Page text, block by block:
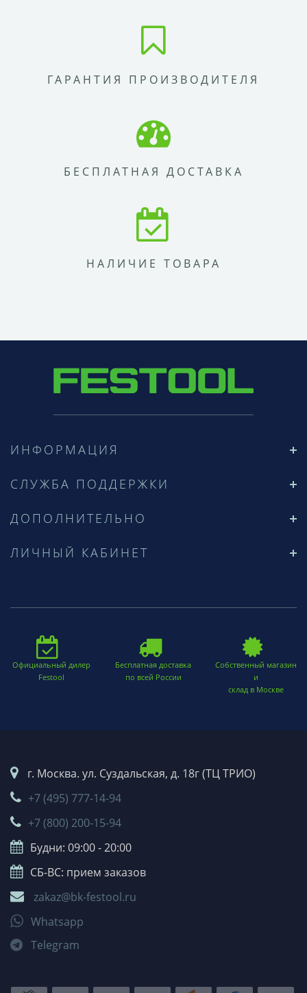
ГАРАНТИЯ ПРОИЗВОДИТЕЛЯ
БЕСПЛАТНАЯ ДОСТАВКА
НАЛИЧИЕ ТОВАРА
ИНФОРМАЦИЯ
СЛУЖБА ПОДДЕРЖКИ
ДОПОЛНИТЕЛЬНО
ЛИЧНЫЙ КАБИНЕТ
Официальный дилер
Festool
Бесплатная доставка
по всей России
Собственный магазин
и
склад в Москве
г. Москва. ул. Суздальская, д. 18г (ТЦ ТРИО)
+7 (495) 777-14-94
+7 (800) 200-15-94
Будни: 09:00 - 20:00
СБ-ВС: прием заказов
zakaz@bk-festool.ru
Whatsapp
Telegram